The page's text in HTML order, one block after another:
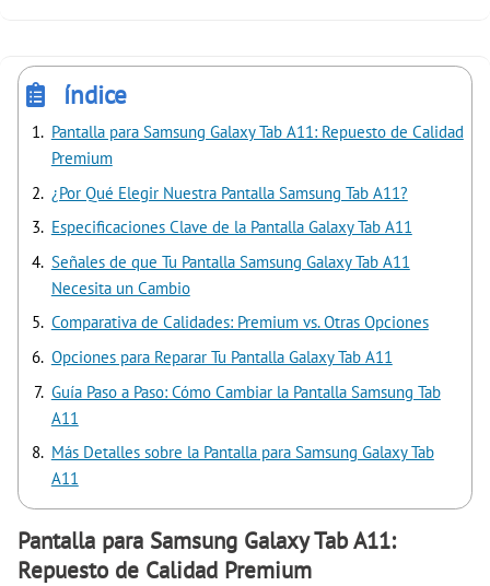
índice
Pantalla para Samsung Galaxy Tab A11: Repuesto de Calidad
Premium
¿Por Qué Elegir Nuestra Pantalla Samsung Tab A11?
Especificaciones Clave de la Pantalla Galaxy Tab A11
Señales de que Tu Pantalla Samsung Galaxy Tab A11
Necesita un Cambio
Comparativa de Calidades: Premium vs. Otras Opciones
Opciones para Reparar Tu Pantalla Galaxy Tab A11
Guía Paso a Paso: Cómo Cambiar la Pantalla Samsung Tab
A11
Más Detalles sobre la Pantalla para Samsung Galaxy Tab
A11
Pantalla para Samsung Galaxy Tab A11:
Repuesto de Calidad Premium